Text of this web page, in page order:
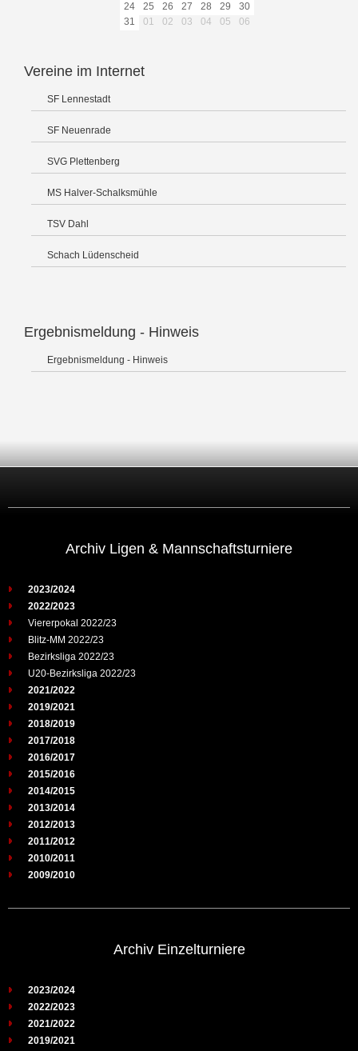
24
25 26 27 28 29
30
31
01 02 03 04 05 06
Vereine im Internet
SF Lennestadt
SF Neuenrade
SVG Plettenberg
MS Halver-Schalksmühle
TSV Dahl
Schach Lüdenscheid
Ergebnismeldung - Hinweis
Ergebnismeldung - Hinweis
Archiv Ligen & Mannschaftsturniere
2023/2024
2022/2023
Viererpokal 2022/23
Blitz-MM 2022/23
Bezirksliga 2022/23
U20-Bezirksliga 2022/23
2021/2022
2019/2021
2018/2019
2017/2018
2016/2017
2015/2016
2014/2015
2013/2014
2012/2013
2011/2012
2010/2011
2009/2010
Archiv Einzelturniere
2023/2024
2022/2023
2021/2022
2019/2021